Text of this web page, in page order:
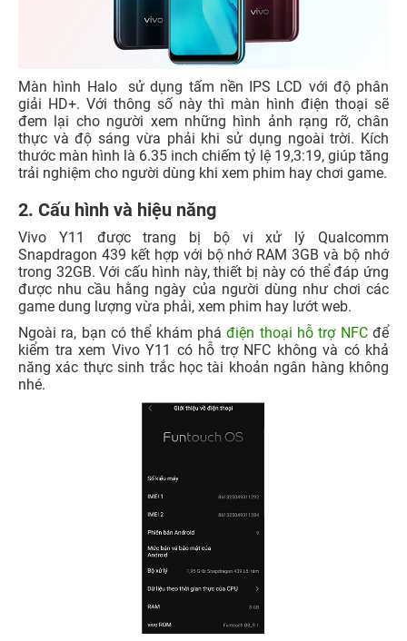
Màn hình Halo sử dụng tấm nền IPS LCD với độ phân
giải HD+. Với thông số này thì màn hình điện thoại sẽ
đem lại cho người xem những hình ảnh rạng rỡ, chân
thực và độ sáng vừa phải khi sử dụng ngoài trời. Kích
thước màn hình là 6.35 inch chiếm tỷ lệ 19,3:19, giúp tăng
trải nghiệm cho người dùng khi xem phim hay chơi game.
2. Cấu hình và hiệu năng
Vivo Y11 được trang bị bộ vi xử lý Qualcomm
Snapdragon 439 kết hợp với bộ nhớ RAM 3GB và bộ nhớ
trong 32GB. Với cấu hình này, thiết bị này có thể đáp ứng
được nhu cầu hằng ngày của người dùng như chơi các
game dung lượng vừa phải, xem phim hay lướt web.
Ngoài ra, bạn có thể khám pháđiện thoại hỗ trợ NFCđể
kiểm tra xem Vivo Y11 có hỗ trợ NFC không và có khả
năng xác thực sinh trắc học tài khoản ngân hàng không
nhé.